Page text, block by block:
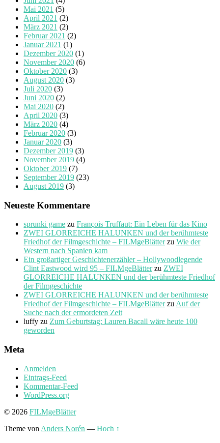
Mai 2021 (5)
April 2021 (2)
März 2021 (2)
Februar 2021 (2)
Januar 2021 (1)
Dezember 2020 (1)
November 2020 (6)
Oktober 2020 (3)
August 2020 (3)
Juli 2020 (3)
Juni 2020 (2)
Mai 2020 (2)
April 2020 (3)
März 2020 (4)
Februar 2020 (3)
Januar 2020 (3)
Dezember 2019 (3)
November 2019 (4)
Oktober 2019 (7)
September 2019 (23)
August 2019 (3)
Neueste Kommentare
sprunki game zu François Truffaut: Ein Leben für das Kino
ZWEI GLORREICHE HALUNKEN und der berühmteste
Friedhof der Filmgeschichte – FILMgeBlätterzu Wie der
Western nach Spanien kam
Ein großartiger Geschichtenerzähler – Hollywoodlegende
Clint Eastwood wird 95 – FILMgeBlätterzu ZWEI
GLORREICHE HALUNKEN und der berühmteste Friedhof
der Filmgeschichte
ZWEI GLORREICHE HALUNKEN und der berühmteste
Friedhof der Filmgeschichte – FILMgeBlätterzu Auf der
Suche nach der ermordeten Zeit
luffy zu Zum Geburtstag: Lauren Bacall wäre heute 100
geworden
Meta
Anmelden
Eintrags-Feed
Kommentar-Feed
WordPress.org
© 2026 FILMgeBlätter
Theme von Anders Norén — Hoch ↑